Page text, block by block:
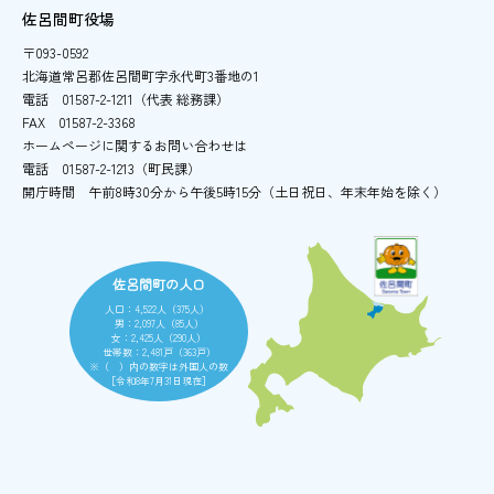
佐呂間町役場
〒093-0592
北海道常呂郡佐呂間町字永代町3番地の1
電話
01587-2-1211（代表 総務課）
FAX
01587-2-3368
ホームページに関するお問い合わせは
電話
01587-2-1213（町民課）
開庁時間
午前8時30分から午後5時15分 （土日祝日、年末年始を除く）
佐呂間町の人口
人口：4,522人（375人）
男：2,097人（85人）
女：2,425人（290人）
世帯数：2,481戸（363戸）
※（ ）内の数字は外国人の数
［令和8年7月31日現在］